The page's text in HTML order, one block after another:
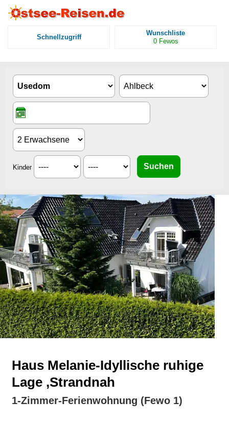
Schnellzugriff
Wunschliste
0 Fewos
Kinder
Haus Melanie-Idyllische ruhige
Lage ,Strandnah
1-Zimmer-Ferienwohnung (Fewo 1)